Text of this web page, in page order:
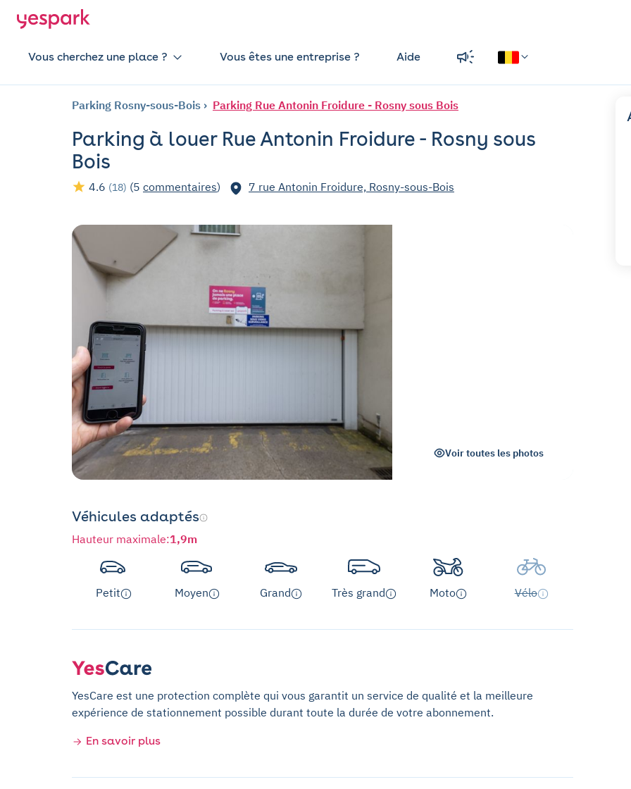
Vous cherchez une place ? Vous êtes une entreprise ? Aide
Parking Rosny-sous-Bois Parking Rue Antonin Froidure - Rosny sous Bois
Parking à louer Rue Antonin Froidure - Rosny sous
Bois
4.6 (18) (5 commentaires) 7 rue Antonin Froidure, Rosny-sous-Bois
Voir toutes les photos
Véhicules adaptés
Hauteur maximale:1,9m
Petit Moyen Grand Très grand Moto Vélo
YesCare est une protection complète qui vous garantit un service de qualité et la meilleure
expérience de stationnement possible durant toute la durée de votre abonnement.
En savoir plus